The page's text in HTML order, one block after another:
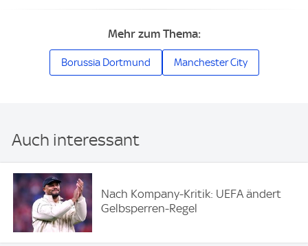
Mehr zum Thema:
Borussia Dortmund Manchester City
Auch interessant
Nach Kompany-Kritik: UEFA ändert
Gelbsperren-Regel